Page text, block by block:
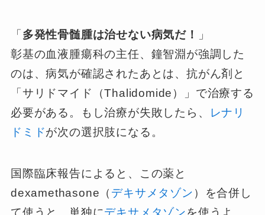
「多発性骨髄腫は治せない病気だ！
」
彰基の血液腫瘍科の主任、鐘智淵が強調した
のは、病気が確認されたあとは、抗がん剤と
「サリドマイド（Thalidomide）」で治療する
必要がある。もし治療が失敗したら、
レナリ
ドミドが次の選択肢になる。
国際臨床報告によると、この薬と
dexamethasone（ デキサメタゾン ）を合併し